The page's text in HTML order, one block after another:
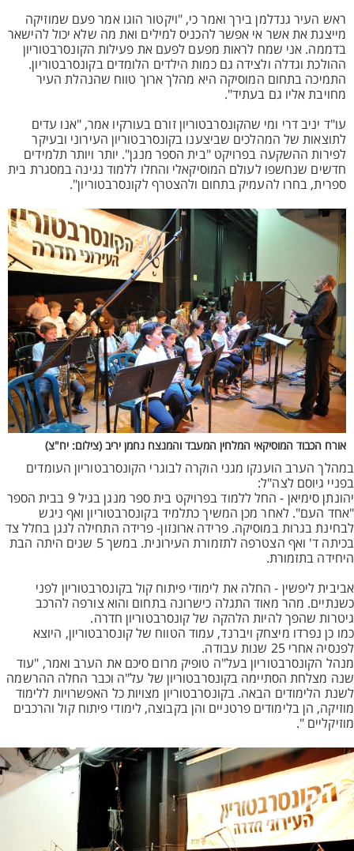
ראש העיר גנדלמן בירך ואמר כי, "ויקטור הוגו אמר פעם שמוזיקה
מייצגת את אשר אי אפשר להכניס למילים ואת מה שלא יכול להישאר
בדממה. אני שמח לראות מפעם לפעם את פעילות הקונסרבטוריון
ההולכת וגדלה ולצידה גם כמות הילדים הלומדים בקונסרבטוריון.
התמיכה בתחום המוסיקה היא מהלך ארוך טווח שהנהלת העיר
מחויבת אליו גם בעתיד".
עו"ד יניב דרי ומי שהקונסרבטוריון זורם בעורקיו אמר, "אנו עדים
לתוצאות של המהלכים שביצענו בקונסרבטוריון העירוני ובעיקר
לפירות ההשקעה בפרויקט "בית הספר מנגן". יותר ויותר תלמידים
חדשים שנחשפו לעולם המוסיקאלי והחלו ללמוד נגינה במסגרת בית
ספרית, בחרו להעמיק בתחום ולהצטרף לקונסרבטוריון".
אורח הכבוד המוסיקאי המלחין המעבד והמנצח נחמן יריב (צילום: יח"צ)
במהלך הערב הוענקו מגני הוקרה לבוגרי הקונסרבטוריון העומדים
בפניי גיוסם לצה"ל:
יהונתן סימיאן - החל ללמוד בפרויקט בית ספר מנגן בגיל 9 בבית הספר
"אחד העם". לאחר מכן המשיך כתלמיד בקונסרבטוריון ואף ניגש
לבחינת בגרות במוסיקה. פרידה ארונזון- פרידה התחילה לנגן בחלל צד
בכיתה ד' ואף הצטרפה לתזמורת העירונית. במשך 5 שנים היתה הבת
היחידה בתזמורת.
אביבית ליפשין - החלה את לימודי פיתוח קול בקונסרבטוריון לפני
כשנתיים. מהר מאוד התגלה כישרונה בתחום והוא צורפה להרכב
גיטרות שהפך להיות הלהקה של קונסרבטוריון חדרה.
כמו כן נפרדו מיצחק ויברנד, עמוד הטווח של קונסרבטוריון, היוצא
לפנסיה אחרי 25 שנות עבודה.
מנהל הקונסרבטוריון בעל"ה טופיק מרום סיכם את הערב ואמר, "עוד
שנה מצלחת הסתיימה בקונסרבטוריון של על"ה וכבר החלה ההרשמה
לשנת הלימודים הבאה. בקונסרבטוריון מצויות כל האפשרויות ללימוד
מוזיקה, הן בלימודים פרטניים והן בקבוצה, לימודי פיתוח קול והרכבים
מוזיקליים ".